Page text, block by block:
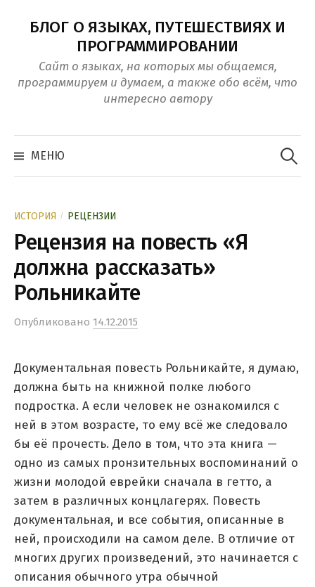
БЛОГ О ЯЗЫКАХ, ПУТЕШЕСТВИЯХ И
ПРОГРАММИРОВАНИИ
Сайт о языках, на которых мы общаемся,
программируем и думаем, а также обо всём, что
интересно автору
МЕНЮ
Найти:
ИСТОРИЯ / РЕЦЕНЗИИ
Рецензия на повесть «Я
должна рассказать»
Рольникайте
Опубликовано 14.12.2015
Документальная повесть Рольникайте, я думаю,
должна быть на книжной полке любого
подростка. А если человек не ознакомился с
ней в этом возрасте, то ему всё же следовало
бы её прочесть. Дело в том, что эта книга —
одно из самых пронзительных воспоминаний о
жизни молодой еврейки сначала в гетто, а
затем в различных концлагерях. Повесть
документальная, и все события, описанные в
ней, происходили на самом деле. В отличие от
многих других произведений, это начинается с
описания обычного утра обычной